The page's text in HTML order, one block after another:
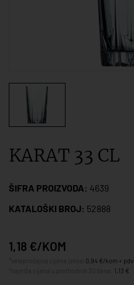
KARAT 33 CL
ŠIFRA PROIZVODA: 4639
KATALOŠKI BROJ: 52888
1,18 €/KOM
0,94 €/kom + pdv
1,13 €